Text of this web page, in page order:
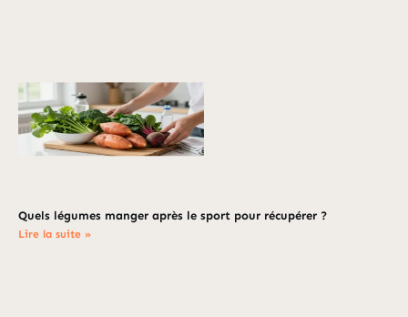
Quels légumes manger après le sport pour récupérer ?
Lire la suite »